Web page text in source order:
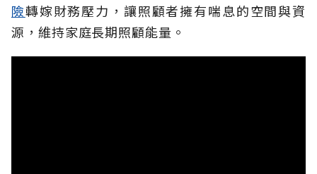
險轉嫁財務壓力，讓照顧者擁有喘息的空間與資
源，維持家庭長期照顧能量。